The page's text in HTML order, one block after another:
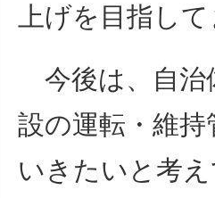
上げを目指し
今後は、自治
設の運転・維
いきたいと考